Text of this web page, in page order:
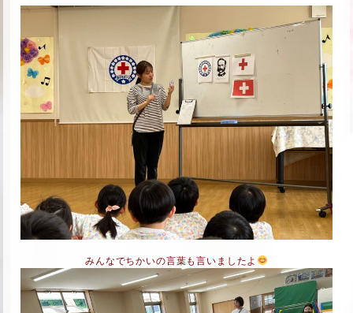
みんなでちかいの言葉も言いましたよ